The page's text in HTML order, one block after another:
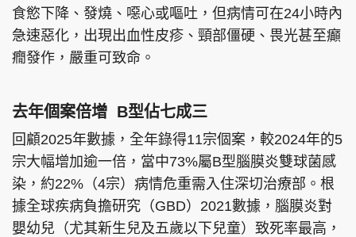
食慾下降、發燒、噁心或嘔吐，但病情可在24小時內
急速惡化，出現出血性皮疹、頸部僵硬、畏光甚至癲
癇發作，嚴重可致命。
去年個案倍增 B型佔七成三
回顧2025年數據，全年錄得11宗個案，較2024年的5
宗大幅增加逾一倍，當中73%屬B型腦膜炎雙球菌感
染，約22%（4宗）病情危重需入住深切治療部。根
據全球疾病負擔研究（GBD）2021數據，腦膜炎對
嬰幼兒（尤其新生兒及五歲以下兒童）致死率最高，